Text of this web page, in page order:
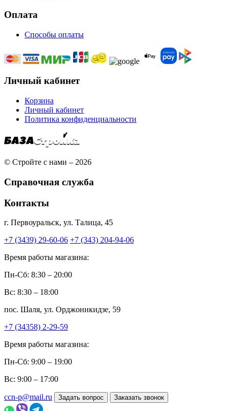
Оплата
Способы оплаты
Личный кабинет
Корзина
Личный кабинет
Политика конфиденциальности
© Стройте с нами – 2026
Справочная служба
Контакты
г. Первоуральск, ул. Талица, 45
+7 (3439) 29-60-06 +7 (343) 204-94-06
Время работы магазина:
Пн-Сб: 8:30 – 20:00
Вс: 8:30 – 18:00
пос. Шаля, ул. Орджоникидзе, 59
+7 (34358) 2-29-59
Время работы магазина:
Пн-Сб: 9:00 – 19:00
Вс: 9:00 – 17:00
ccn-p@mail.ru Задать вопрос Заказать звонок